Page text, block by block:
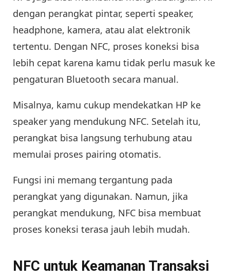
dengan perangkat pintar, seperti speaker,
headphone, kamera, atau alat elektronik
tertentu. Dengan NFC, proses koneksi bisa
lebih cepat karena kamu tidak perlu masuk ke
pengaturan Bluetooth secara manual.
Misalnya, kamu cukup mendekatkan HP ke
speaker yang mendukung NFC. Setelah itu,
perangkat bisa langsung terhubung atau
memulai proses pairing otomatis.
Fungsi ini memang tergantung pada
perangkat yang digunakan. Namun, jika
perangkat mendukung, NFC bisa membuat
proses koneksi terasa jauh lebih mudah.
NFC untuk Keamanan Transaksi